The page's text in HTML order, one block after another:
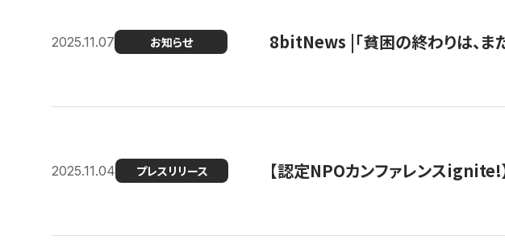
2025.11.07 お知らせ 8bitNews |「貧困の終わりは、ま
2025.11.04 プレスリリース 【認定NPOカンファレンスignite!